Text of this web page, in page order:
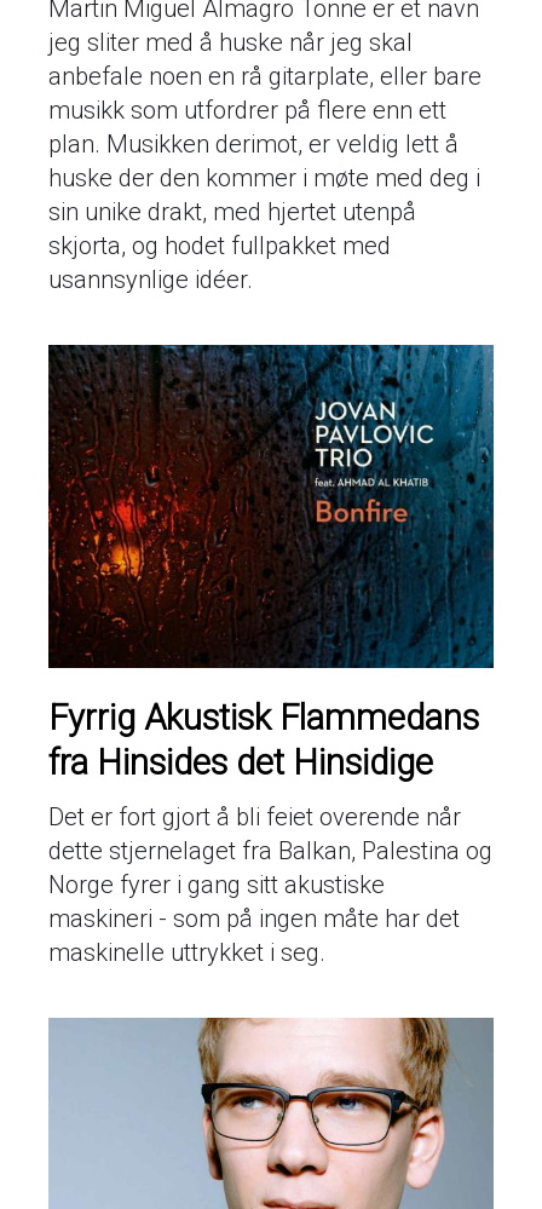
Martin Miguel Almagro Tonne er et navn
jeg sliter med å huske når jeg skal
anbefale noen en rå gitarplate, eller bare
musikk som utfordrer på flere enn ett
plan. Musikken derimot, er veldig lett å
huske der den kommer i møte med deg i
sin unike drakt, med hjertet utenpå
skjorta, og hodet fullpakket med
usannsynlige idéer.
Fyrrig Akustisk Flammedans
fra Hinsides det Hinsidige
Det er fort gjort å bli feiet overende når
dette stjernelaget fra Balkan, Palestina og
Norge fyrer i gang sitt akustiske
maskineri - som på ingen måte har det
maskinelle uttrykket i seg.